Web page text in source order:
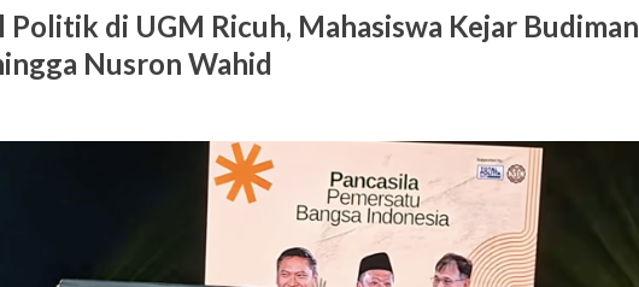
Politik di UGM Ricuh, Mahasiswa Kejar Budiman
Nusron Wahid